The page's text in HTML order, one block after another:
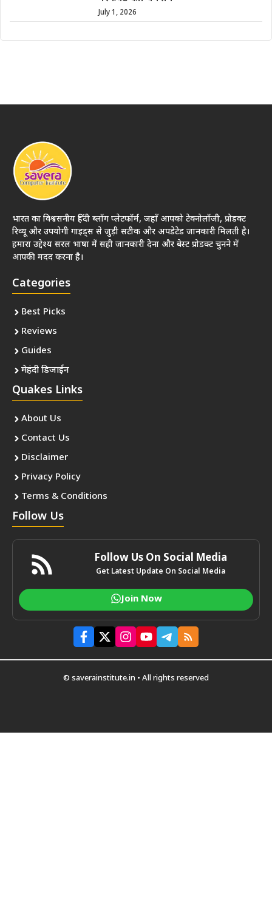
July 1, 2026
भारत का विश्वसनीय हिंदी ब्लॉग प्लेटफॉर्म, जहाँ आपको टेक्नोलॉजी, प्रोडक्ट
रिव्यू और उपयोगी गाइड्स से जुड़ी सटीक और अपडेटेड जानकारी मिलती है।
हमारा उद्देश्य सरल भाषा में सही जानकारी देना और बेस्ट प्रोडक्ट चुनने में
आपकी मदद करना है।
Categories
Best Picks
Reviews
Guides
मेहंदी डिजाईन
Quakes Links
About Us
Contact Us
Disclaimer
Privacy Policy
Terms & Conditions
Follow Us
Follow Us On Social Media
Get Latest Update On Social Media
Join Now
© saverainstitute.in • All rights reserved